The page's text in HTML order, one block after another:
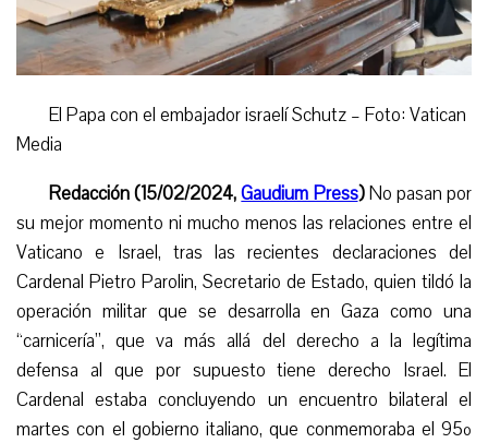
El Papa con el embajador israelí Schutz – Foto: Vatican
Media
Redacción (15/02/2024,Gaudium Press)No pasan por
su mejor momento ni mucho menos las relaciones entre el
Vaticano e Israel, tras las recientes declaraciones del
Cardenal Pietro Parolin, Secretario de Estado, quien tildó la
operación militar que se desarrolla en Gazacomo una
“carnicería”, que va más allá del derecho a la legítima
defensa al que por supuesto tiene derecho Israel. El
Cardenal estaba concluyendo un encuentro bilateral el
martescon el gobierno italiano, que conmemoraba el 95º